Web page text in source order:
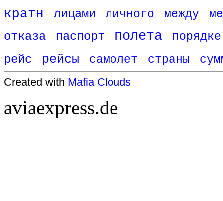
кратн лицами личного между
отказа паспорт полета порядке
рейс рейсы самолет страны
Created with Mafia Clouds
aviaexpress.de